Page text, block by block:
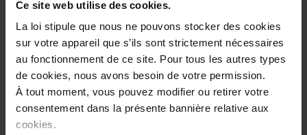
Ce site web utilise des cookies.
La loi stipule que nous ne pouvons stocker des cookies
sur votre appareil que s’ils sont strictement nécessaires
au fonctionnement de ce site. Pour tous les autres types
de cookies, nous avons besoin de votre permission.
À tout moment, vous pouvez modifier ou retirer votre
consentement dans la présente bannière relative aux
cookies.
pour donner à vos cils une courbe subtile et adorable et
ainsi lifter naturellement le regard.
Conseils d'utilisation
Saisissez délicatement les faux-cils.